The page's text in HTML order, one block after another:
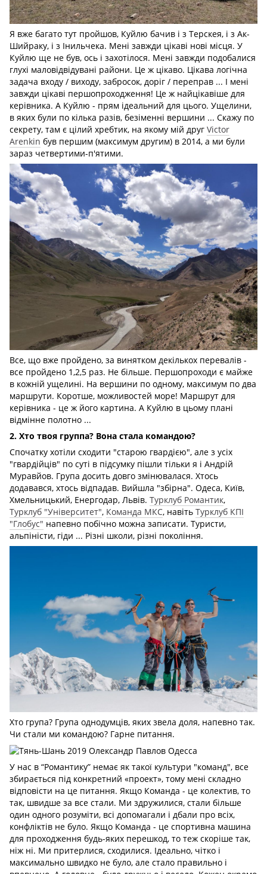
Я вже багато тут пройшов, Куйлю бачив і з Терскея, і з Ак-
Шийраку, і з Інильчека. Мені завжди цікаві нові місця. У
Куйлю ще не був, ось і захотілося. Мені завжди подобалися
глухі маловідвідувані райони. Це ж цікаво. Цікава логічна
задача входу / виходу, забросок, доріг / переправ ... І мені
завжди цікаві першопроходження! Це ж найцікавіше для
керівника. А Куйлю - прям ідеальний для цього. Ущелини,
в яких були по кілька разів, безіменні вершини ... Скажу по
секрету, там є цілий хребтик, на якому мій друг Victor
Arenkin був першим (максимум другим) в 2014, а ми були
зараз четвертими-п'ятими.
Все, що вже пройдено, за винятком декількох перевалів -
все пройдено 1,2,5 раз. Не більше. Першопроходи є майже
в кожній ущелині. На вершини по одному, максимум по два
маршрути. Коротше, можливостей море! Маршрут для
керівника - це ж його картина. А Куйлю в цьому плані
відмінне полотно ...
2. Хто твоя группа? Вона стала командою?
Спочатку хотіли сходити "старою гвардією", але з усіх
"гвардійців" по суті в підсумку пішли тільки я і Андрій
Муравйов. Група досить довго змінювалася. Хтось
додавався, хтось відпадав. Вийшла "збірна". Одеса, Київ,
Хмельницький, Енергодар, Львів. Турклуб Романтик,
Турклуб "Університет", Команда МКС, навіть Турклуб КПІ
"Глобус" напевно побічно можна записати. Туристи,
альпіністи, гіди ... Різні школи, різні покоління.
Хто група? Група однодумців, яких звела доля, напевно так.
Чи стали ми командою? Гарне питання.
У нас в “Романтику” немає як такої культури "команд", все
збирається під конкретний «проект», тому мені складно
відповісти на це питання. Якщо Команда - це колектив, то
так, швидше за все стали. Ми здружилися, стали більше
один одного розуміти, всі допомагали і дбали про всіх,
конфліктів не було. Якщо Команда - це спортивна машина
для проходження будь-яких перешкод, то теж скоріше так,
ніж ні. Ми притерлися, сходилися. Ідеально, чітко і
максимально швидко не було, але стало правильно і